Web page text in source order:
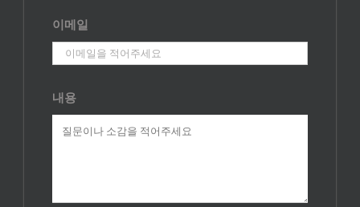
이메일
내용